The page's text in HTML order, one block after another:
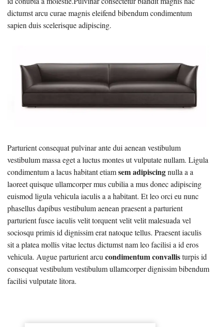
dictumst arcu curae magnis eleifend bibendum condimentum
sapien duis scelerisque adipiscing.
Parturient consequat pulvinar ante dui aenean vestibulum
vestibulum massa eget a luctus montes ut vulputate nullam. Ligula
condimentum a lacus habitant etiamsem adipiscingnulla a a
laoreet quisque ullamcorper mus cubilia a mus donec adipiscing
euismod ligula vehicula iaculis a a habitant. Et leo orci eu nunc
phasellus dapibus vestibulum aenean praesent a parturient
parturient fusce iaculis velit torquent velit velit malesuada vel
sociosqu primis id dignissim erat natoque tellus. Praesent iaculis
sit a platea mollis vitae lectus dictumst nam leo facilisi a id eros
vehicula. Augue parturient arcucondimentum convallisturpis id
consequat vestibulum vestibulum ullamcorper dignissim bibendum
facilisi vulputate litora.